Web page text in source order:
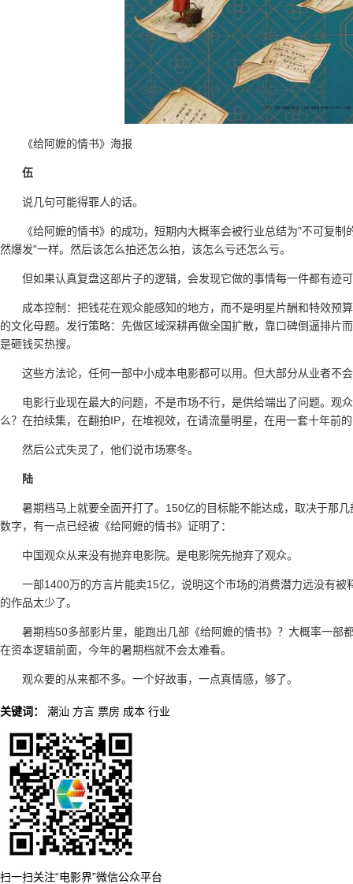
《给阿嬷的情书》海报
伍
说几句可能得罪人的话。
《给阿嬷的情书》的成功，短期内大概率会被行业总结为"不可复
然爆发"一样。然后该怎么拍还怎么拍，该怎么亏还怎么亏。
但如果认真复盘这部片子的逻辑，会发现它做的事情每一件都有迹
成本控制：把钱花在观众能感知的地方，而不是明星片酬和特效预
的文化母题。发行策略：先做区域深耕再做全国扩散，靠口碑倒逼排片
是砸钱买热搜。
这些方法论，任何一部中小成本电影都可以用。但大部分从业者不
电影行业现在最大的问题，不是市场不行，是供给端出了问题。观
么？在拍续集，在翻拍IP，在堆视效，在请流量明星，在用一套十年前
然后公式失灵了，他们说市场寒冬。
陆
暑期档马上就要全面开打了。150亿的目标能不能达成，取决于那
数字，有一点已经被《给阿嬷的情书》证明了：
中国观众从来没有抛弃电影院。是电影院先抛弃了观众。
一部1400万的方言片能卖15亿，说明这个市场的消费潜力远没有
的作品太少了。
暑期档50多部影片里，能跑出几部《给阿嬷的情书》？大概率一部
在资本逻辑前面，今年的暑期档就不会太难看。
观众要的从来都不多。一个好故事，一点真情感，够了。
关键词： 潮汕 方言 票房 成本 行业
扫一扫关注“电影界”微信公众平台